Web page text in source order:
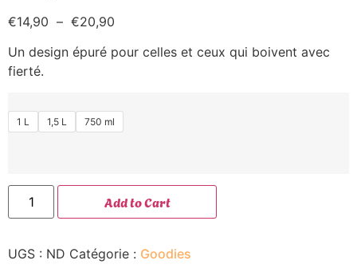
€14,90 – €20,90
Un design épuré pour celles et ceux qui boivent avec
fierté.
1 L 1,5 L 750 ml
Add to Cart
UGS : ND Catégorie : Goodies